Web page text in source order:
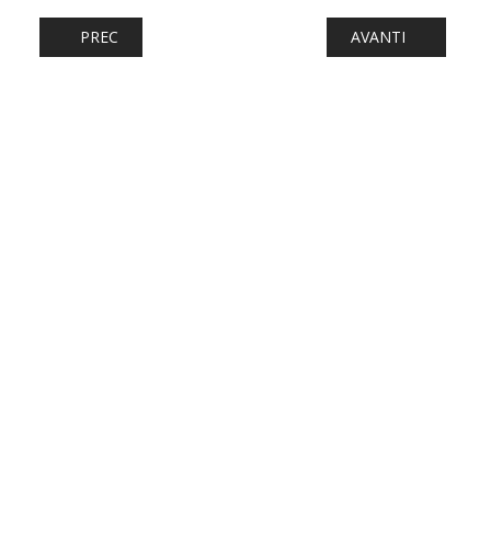
ARTICOLO PRECEDENTE: FERROVIE: PORTE
PREC ARTICOLO
AVANTI